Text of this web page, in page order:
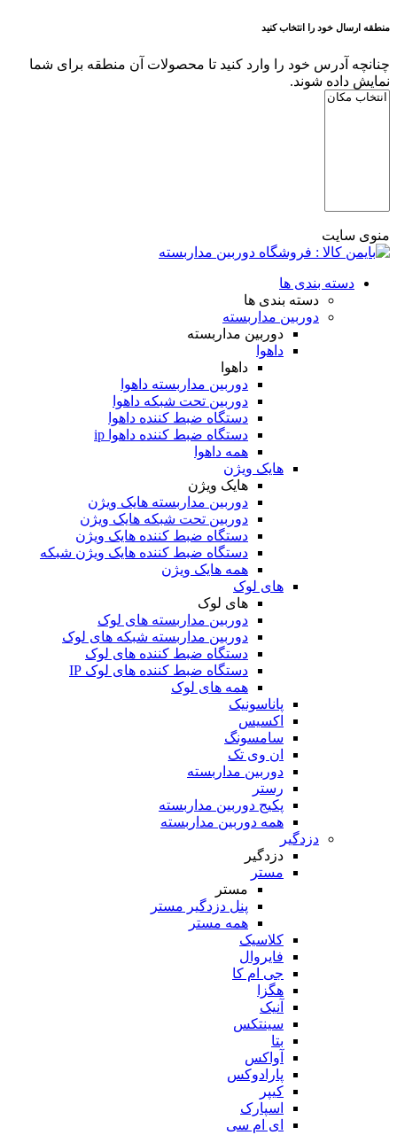
منطقه ارسال خود را انتخاب کنید
چنانچه آدرس خود را وارد کنید تا محصولات آن منطقه برای شما
نمایش داده شوند.
منوی سایت
دسته بندی ها
دسته بندی ها
دوربین مداربسته
دوربین مداربسته
داهوا
داهوا
دوربین مداربسته داهوا
دوربین تحت شبکه داهوا
دستگاه ضبط کننده داهوا
دستگاه ضبط کننده داهوا ip
همه داهوا
هایک ویژن
هایک ویژن
دوربین مداربسته هایک ویژن
دوربین تحت شبکه هایک ویژن
دستگاه ضبط کننده هایک ویژن
دستگاه ضبط کننده هایک ویژن شبکه
همه هایک ویژن
های لوک
های لوک
دوربین مداربسته های لوک
دوربین مداربسته شبکه های لوک
دستگاه ضبط کننده های لوک
دستگاه ضبط کننده های لوک IP
همه های لوک
پاناسونیک
اکسیس
سامسونگ
ان وی تک
دوربین مداربسته
رستر
پکیج دوربین مداربسته
همه دوربین مداربسته
دزدگیر
دزدگیر
مستر
مستر
پنل دزدگیر مستر
همه مستر
کلاسیک
فایروال
جی ام کا
هگزا
آنیک
سینتکس
بتا
آواکس
پارادوکس
کیپر
اسپارک
ای ام سی